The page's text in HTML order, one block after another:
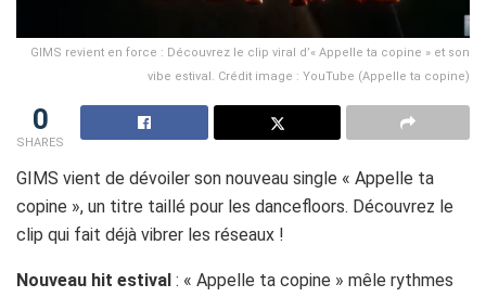
GIMS revient en force : Découvrez le clip viral d’« Appelle ta copine » et son
vibe estival. Crédit image : YouTube (Appelle ta copine)
0
SHARES
GIMS vient de dévoiler son nouveau single « Appelle ta
copine », un titre taillé pour les dancefloors. Découvrez le
clip qui fait déjà vibrer les réseaux !
Nouveau hit estival : « Appelle ta copine » mêle rythmes